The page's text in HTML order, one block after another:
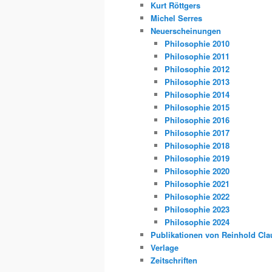
Kurt Röttgers
Michel Serres
Neuerscheinungen
Philosophie 2010
Philosophie 2011
Philosophie 2012
Philosophie 2013
Philosophie 2014
Philosophie 2015
Philosophie 2016
Philosophie 2017
Philosophie 2018
Philosophie 2019
Philosophie 2020
Philosophie 2021
Philosophie 2022
Philosophie 2023
Philosophie 2024
Publikationen von Reinhold
Verlage
Zeitschriften